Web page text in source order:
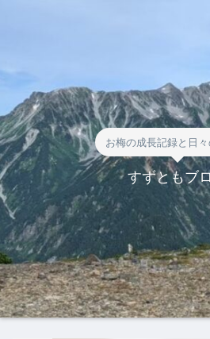
お梅の成長記録と日
すずともブ